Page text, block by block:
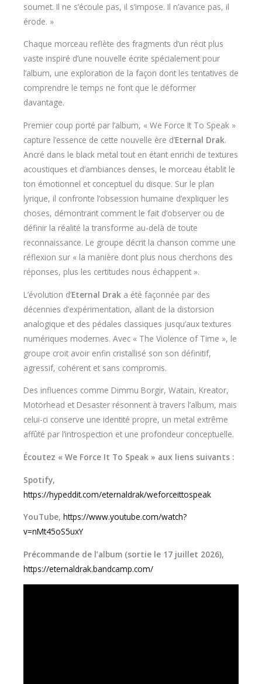
soumet. Il ne s’écoule pas, il s’impose. Il n’avance pas, il
érode. »
Chaque morceau reflète des fragments d’un récit plus
vaste inspiré d’une nouvelle écrite spécialement pour
l’album, une exploration de la façon dont les tentatives de
comprendre le temps ne font que le déformer
davantage.
Premier coup porté par l’album, « We Force It To Speak »
capture l’essence de cette nouvelle ère d’Eternal Drak.
Ancré dans le black metal tout en étant enrichi de textures
acoustiques et d’ambiances denses, le morceau établit le
ton émotionnel et conceptuel du disque. Sur le plan
lyrique, il confronte l’obsession humaine d’expliquer les
choses, démontrant comment le fait d’observer ou de
définir la réalité la transforme au-delà de toute
reconnaissance. Le groupe décrit la chanson comme une
réflexion sur « la manière dont plus nous cherchons des
réponses, plus les certitudes nous échappent ».
L’évolution d’Eternal Drak a été façonnée par des
décennies d’expérimentation, allant de la distorsion
analogique et des pédales classiques jusqu’aux textures
numériques modernes. Avec « The Violence of Time », le
groupe croit avoir enfin cristallisé son son définitif,
agressif, cohérent et sans compromis.
Des influences comme Dimmu Borgir, Watain, Kreator,
Motörhead et Desaster résonnent à travers l’album, mais
celui-ci conserve une identité propre, un metal extrême
affûté par l’introspection et une profondeur conceptuelle.
Écoutez « We Force It To Speak » aux liens suivants :
Spotify,
https://hypeddit.com/eternaldrak/weforceittospeak
YouTube, https://www.youtube.com/watch?
v=nMt45oS5uxY
Précommande de l’album (sortie le 17 juillet 2026),
https://eternaldrak.bandcamp.com/